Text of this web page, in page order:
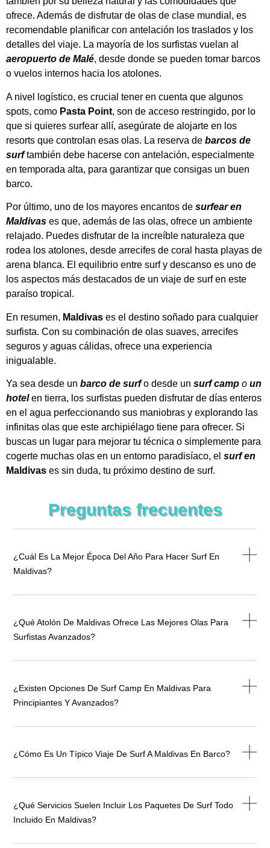
ofrece. Además de disfrutar de olas de clase mundial, es
recomendable planificar con antelación los traslados y los
detalles del viaje. La mayoría de los surfistas vuelan al
aeropuerto de Malé, desde donde se pueden tomar barcos
o vuelos internos hacia los atolones.
A nivel logístico, es crucial tener en cuenta que algunos
spots, como Pasta Point, son de acceso restringido, por lo
que si quieres surfear allí, asegúrate de alojarte en los
resorts que controlan esas olas. La reserva de barcos de
surf también debe hacerse con antelación, especialmente
en temporada alta, para garantizar que consigas un buen
barco.
Por último, uno de los mayores encantos de surfear en
Maldivas es que, además de las olas, ofrece un ambiente
relajado. Puedes disfrutar de la increíble naturaleza que
rodea los atolones, desde arrecifes de coral hasta playas de
arena blanca. El equilibrio entre surf y descanso es uno de
los aspectos más destacados de un viaje de surf en este
paraíso tropical.
En resumen, Maldivas es el destino soñado para cualquier
surfista. Con su combinación de olas suaves, arrecifes
seguros y aguas cálidas, ofrece una experiencia
inigualable.
Ya sea desde un barco de surfo desde un surf camp o un
hotel en tierra, los surfistas pueden disfrutar de días enteros
en el agua perfeccionando sus maniobras y explorando las
infinitas olas que este archipiélago tiene para ofrecer. Si
buscas un lugar para mejorar tu técnica o simplemente para
cogerte muchas olas en un entorno paradisíaco, el surf en
Maldivas es sin duda, tu próximo destino de surf.
Preguntas frecuentes
¿Cuál Es La Mejor Época Del Año Para Hacer Surf En
Maldivas?
¿Qué Atolón De Maldivas Ofrece Las Mejores Olas Para
Surfistas Avanzados?
¿Existen Opciones De Surf Camp En Maldivas Para
Principiantes Y Avanzados?
¿Cómo Es Un Típico Viaje De Surf A Maldivas En Barco?
¿Qué Servicios Suelen Incluir Los Paquetes De Surf Todo
Incluido En Maldivas?